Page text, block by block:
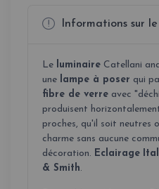
Informations sur
Le luminaire Catellani
une lampe à poser qui
fibre de verre avec
produisent
proches, qu'il soit neutres
charme sans aucune
décoration. Eclairage
& Smith.